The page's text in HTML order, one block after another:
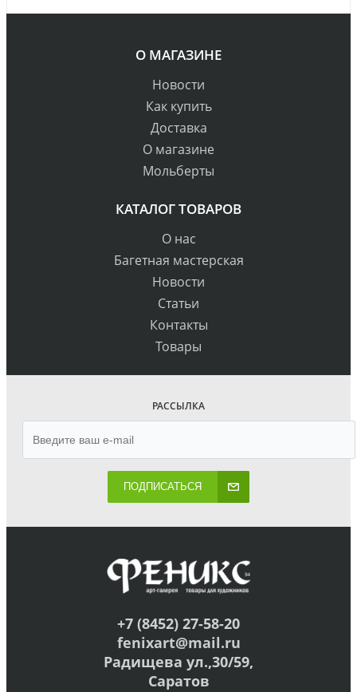
О МАГАЗИНЕ
Новости
Как купить
Доставка
О магазине
Мольберты
КАТАЛОГ ТОВАРОВ
О нас
Багетная мастерская
Новости
Статьи
Контакты
Товары
РАССЫЛКА
ПОДПИСАТЬСЯ
+7 (8452) 27-58-20
fenixart@mail.ru
Радищева ул.,30/59,
Саратов